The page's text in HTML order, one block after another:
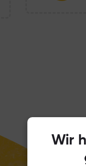
Wir